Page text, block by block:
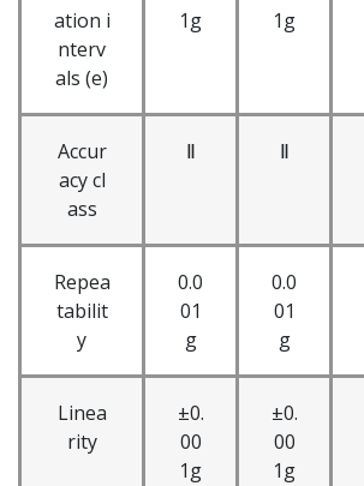
ation i
nterv
als (e)
1g
1g
Accur
acy cl
ass
Ⅱ Ⅱ
Repea
tabilit
y
0.0
01
g
0.0
01
g
Linea
rity
±0.
00
1g
±0.
00
1g